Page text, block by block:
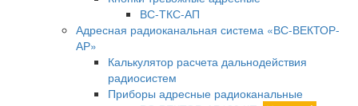
ВС-ТКС-АП
Адресная радиоканальная система «ВС-ВЕКТОР-
АР»
Калькулятор расчета дальнодействия
радиосистем
Приборы адресные радиоканальные